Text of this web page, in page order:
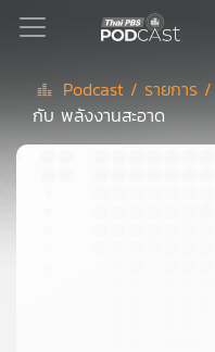
Podcast
Podcast / รายการ
กับ พลังงานสะอาด